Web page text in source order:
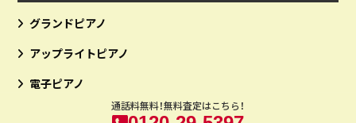
グランドピアノ
アップライトピアノ
電子ピアノ
通話料無料！無料査定はこちら！